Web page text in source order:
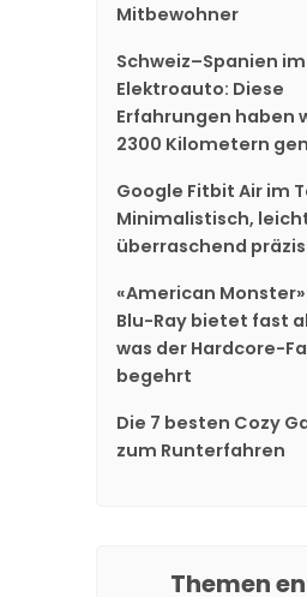
Mitbewohner
Schweiz–Spanien im
Elektroauto: Diese
Erfahrungen haben
2300 Kilometern
Google Fitbit Air im
Minimalistisch,
überraschend
«American
Blu-Ray bietet fast
was der Hardcore-
begehrt
Die 7 besten Cozy
zum Runterfahren
Themen